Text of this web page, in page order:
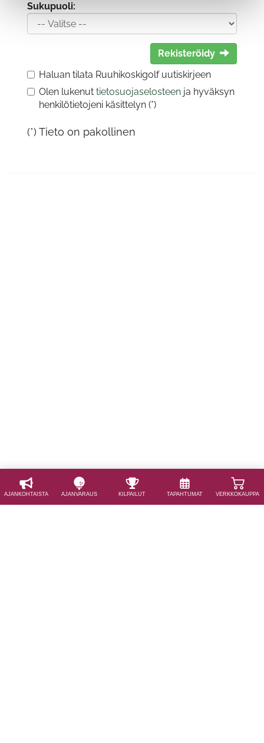
AJAN­KOHTAISTA AJAN­VARAUS KILPAILUT TAPAHTUMAT VERKKOKAUPPA
Sukupuoli:
Rekisteröidy
Haluan tilata Ruuhikoskigolf uutiskirjeen
Olen lukenut tietosuojaselosteen ja hyväksyn
henkilötietojeni käsittelyn (*)
(*) Tieto on pakollinen